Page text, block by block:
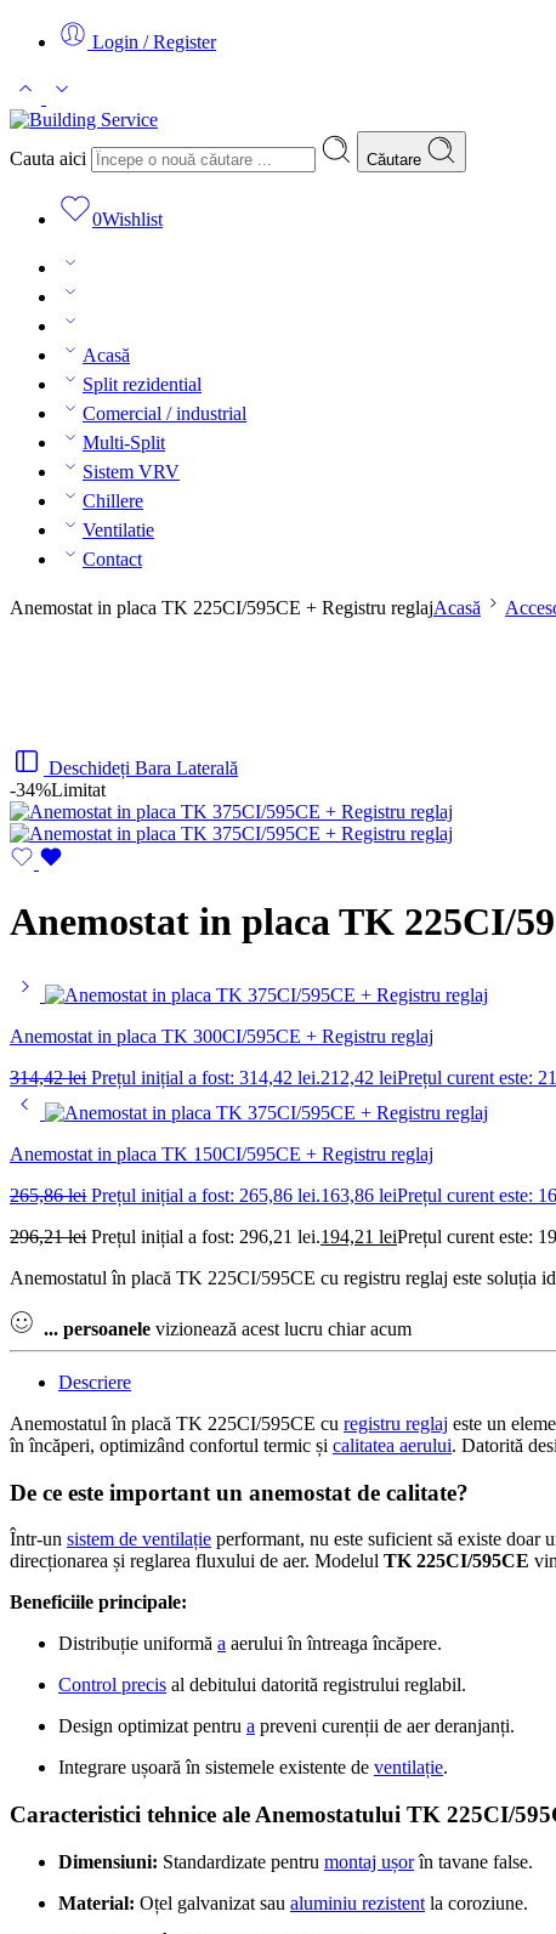
Login / Register
Cauta aici Căutare
0Wishlist
Acasă
Split rezidential
Comercial / industrial
Multi-Split
Sistem VRV
Chillere
Ventilatie
Contact
Anemostat in placa TK 225CI/595CE + Registru reglajAcasă
Deschideți Bara Laterală
-34%Limitat
Anemostat in placa TK 225CI/
Anemostat in placa TK 300CI/595CE + Registru reglaj
314,42lei Prețul inițial a fost: 314,42 lei.212,42 leiPrețul curent este:
Anemostat in placa TK 150CI/595CE + Registru reglaj
265,86lei Prețul inițial a fost: 265,86 lei.163,86 leiPrețul curent este:
296,21lei Prețul inițial a fost: 296,21 lei.194,21 leiPrețul curent este:
Anemostatul în placă TK 225CI/595CE cu registru reglaj este soluția
... persoanele vizionează acest lucru chiar acum
Descriere
Anemostatul în placă TK 225CI/595CE cu registru reglaj este un
în încăperi, optimizând confortul termic și calitatea aerului. Datorită
De ce este important un anemostat de calitate?
Într-un sistem de ventilație performant, nu este suficient să existe doar
direcționarea și reglarea fluxului de aer. Modelul TK 225CI/595CE
Beneficiile principale:
Distribuție uniformă a aerului în întreaga încăpere.
Control precis al debitului datorită registrului reglabil.
Design optimizat pentru a preveni curenții de aer deranjanți.
Integrare ușoară în sistemele existente de ventilație.
Caracteristici tehnice ale Anemostatului TK 225CI/
Dimensiuni: Standardizate pentru montaj ușorîn tavane false.
Material: Oțel galvanizat sau aluminiu rezistent la coroziune.